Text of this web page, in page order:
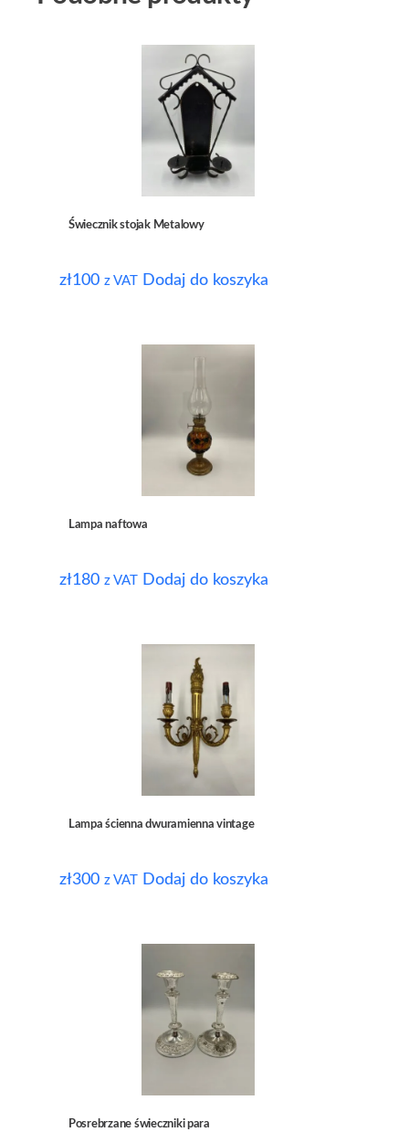
Świecznik stojak Metalowy
zł100 z VAT Dodaj do koszyka
Lampa naftowa
zł180 z VAT Dodaj do koszyka
Lampa ścienna dwuramienna vintage
zł300 z VAT Dodaj do koszyka
Posrebrzane świeczniki para